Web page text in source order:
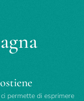
permette di esprimere